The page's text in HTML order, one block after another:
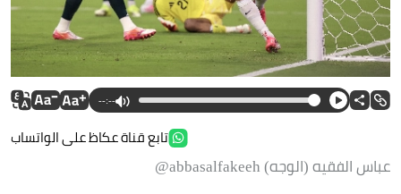
--:--
تابع قناة عكاظ على الواتساب
عباس الفقيه (الوجه) abbasalfakeeh@